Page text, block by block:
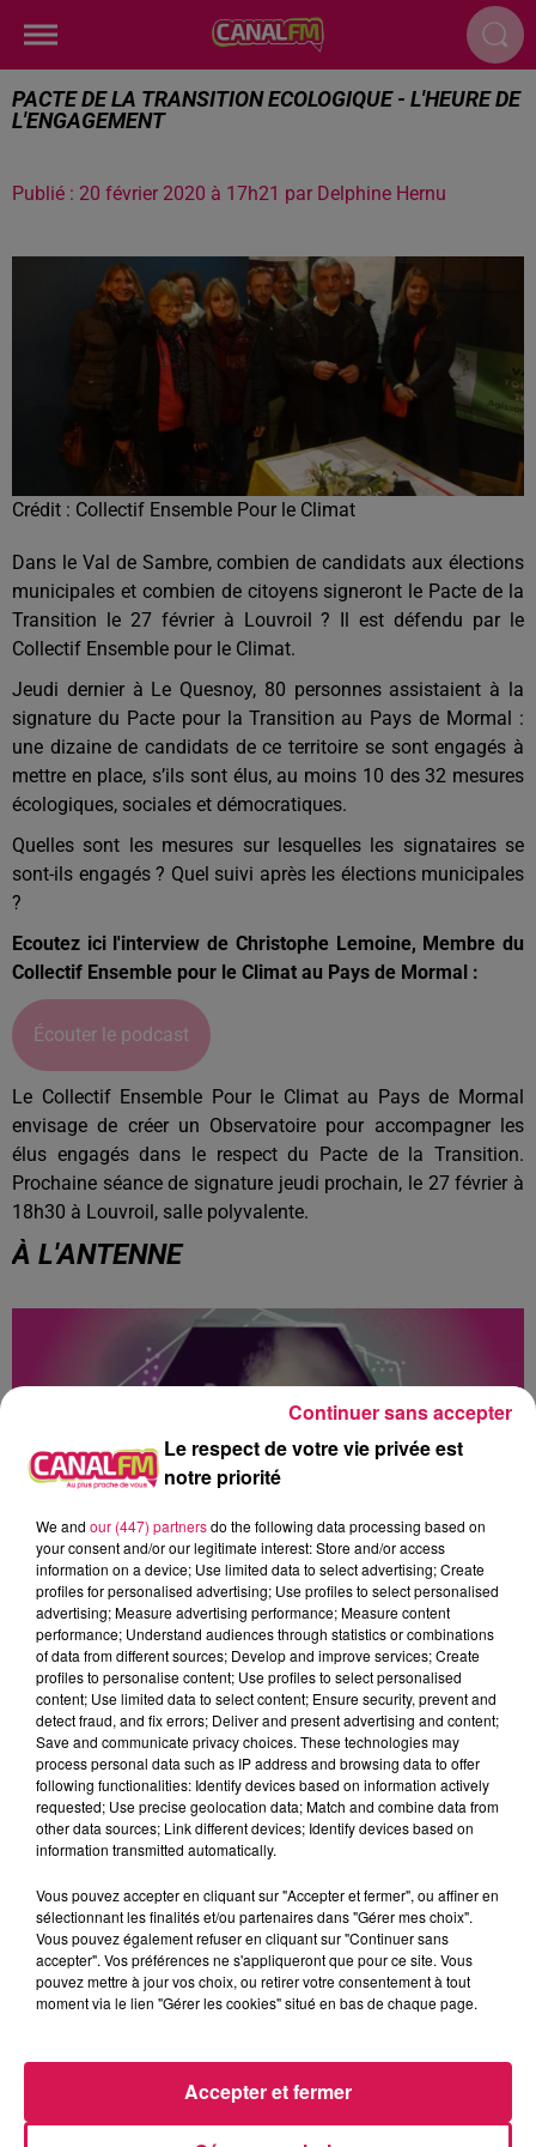
PACTE DE LA TRANSITION ECOLOGIQUE - L'HEURE DE
L'ENGAGEMENT
Publié : 20 février 2020 à 17h21 par Delphine Hernu
Crédit : Collectif Ensemble Pour le Climat
Dans le Val de Sambre, combien de candidats aux élections
municipales et combien de citoyens signeront le Pacte de la
Transition le 27 février à Louvroil ? Il est défendu par le
Collectif Ensemble pour le Climat.
Jeudi dernier à Le Quesnoy, 80 personnes assistaient à la
signature du Pacte pour la Transition au Pays de Mormal :
une dizaine de candidats de ce territoire se sont engagés à
mettre en place, s’ils sont élus, au moins 10 des 32 mesures
écologiques, sociales et démocratiques.
Quelles sont les mesures sur lesquelles les signataires se
sont-ils engagés ? Quel suivi après les élections municipales
?
Ecoutez ici l'interview de Christophe Lemoine, Membre du
Collectif Ensemble pour le Climat au Pays de Mormal :
Écouter le podcast
Le Collectif Ensemble Pour le Climat au Pays de Mormal
envisage de créer un Observatoire pour accompagner les
élus engagés dans le respect du Pacte de la Transition.
Prochaine séance de signature jeudi prochain, le 27 février à
18h30 à Louvroil, salle polyvalente.
À L'ANTENNE
0h00 - 1h00
Club'in Canal fm By Nexxyo
6h56
6h56
CHRISTOPHE MAE
La Lune
6h52
6h52
AVENTURA
Obsesion
6h49
6h49
CYNDI LAUPER
Girls Just Want To
Have Fun
LES ARTICLES LES PLUS CONSULTÉS
Le respect de votre vie privée est
notre priorité
We and our (447) partnersdo the following data processing based on
your consent and/or our legitimate interest: Store and/or access
information on a device; Use limited data to select advertising; Create
profiles for personalised advertising; Use profiles to select personalised
advertising; Measure advertising performance; Measure content
performance; Understand audiences through statistics or combinations
of data from different sources; Develop and improve services; Create
profiles to personalise content; Use profiles to select personalised
content; Use limited data to select content; Ensure security, prevent and
detect fraud, and fix errors; Deliver and present advertising and content;
Save and communicate privacy choices. These technologies may
process personal data such as IP address and browsing data to offer
following functionalities: Identify devices based on information actively
requested; Use precise geolocation data; Match and combine data from
other data sources; Link different devices; Identify devices based on
information transmitted automatically.
Vous pouvez accepter en cliquant sur "Accepter et fermer", ou affiner en
sélectionnant les finalités et/ou partenaires dans "Gérer mes choix".
Vous pouvez également refuser en cliquant sur "Continuer sans
accepter". Vos préférences ne s'appliqueront que pour ce site. Vous
pouvez mettre à jour vos choix, ou retirer votre consentement à tout
moment via le lien "Gérer les cookies" situé en bas de chaque page.
Accepter et fermer
Continuer sans accepter